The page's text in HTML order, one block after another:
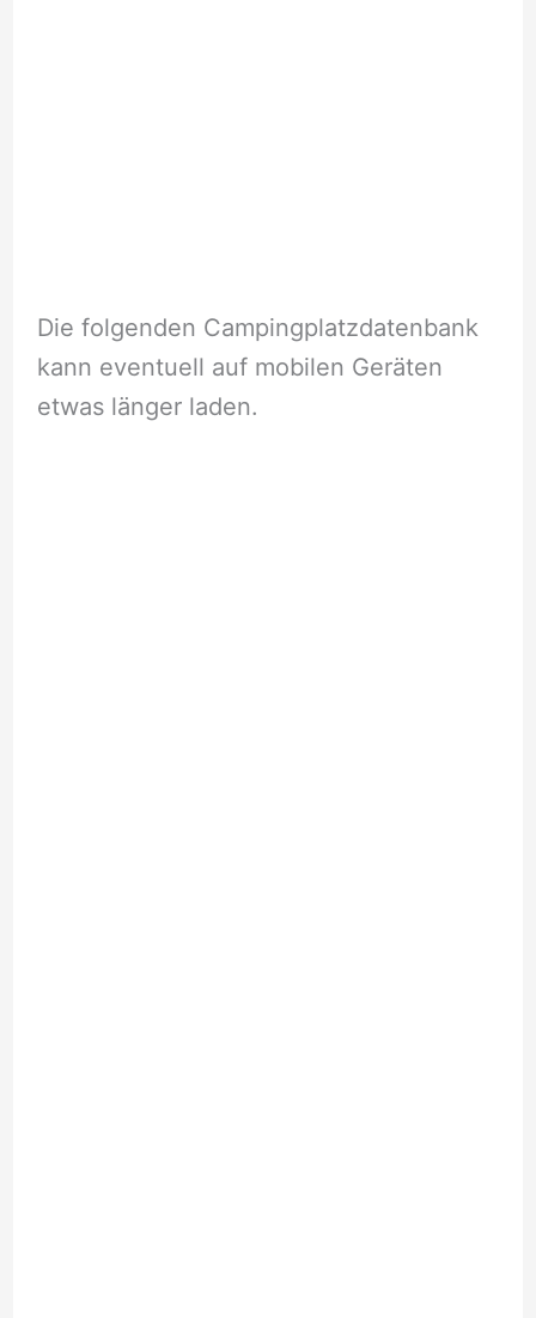
Die folgenden Campingplatzdatenbank
kann eventuell auf mobilen Geräten
etwas länger laden.